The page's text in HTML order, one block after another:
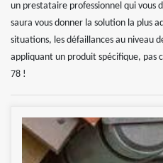
un prestataire professionnel qui vous
saura vous donner la solution la plus
situations, les défaillances au niveau
appliquant un produit spécifique, pas
78 !